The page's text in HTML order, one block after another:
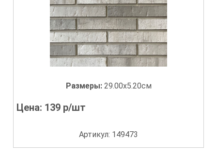
Размеры: 29.00x5.20см
Цена: 139 р/шт
Артикул: 149473